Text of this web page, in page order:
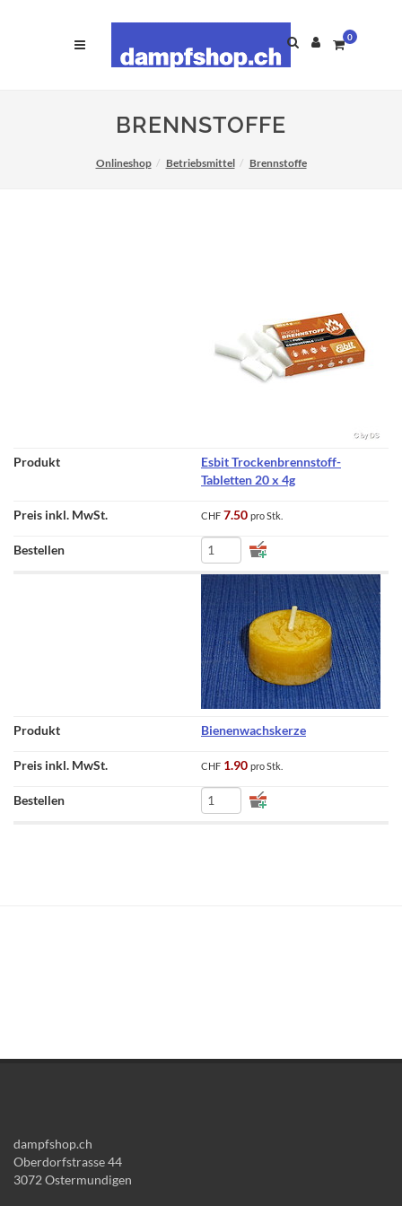
0
BRENNSTOFFE
Onlineshop Betriebsmittel Brennstoffe
Esbit Trockenbrennstoff-
Tabletten 20 x 4g
CHF 7.50 pro Stk.
Bienenwachskerze
CHF 1.90 pro Stk.
dampfshop.ch
Oberdorfstrasse 44
3072 Ostermundigen